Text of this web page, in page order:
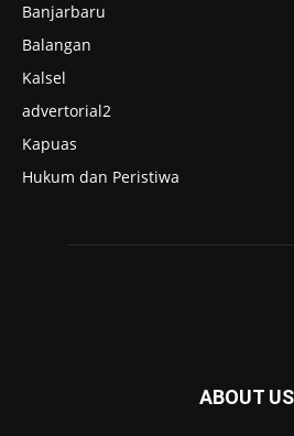
Banjarbaru
Balangan
Kalsel
advertorial2
Kapuas
Hukum dan Peristiwa
ABOUT US